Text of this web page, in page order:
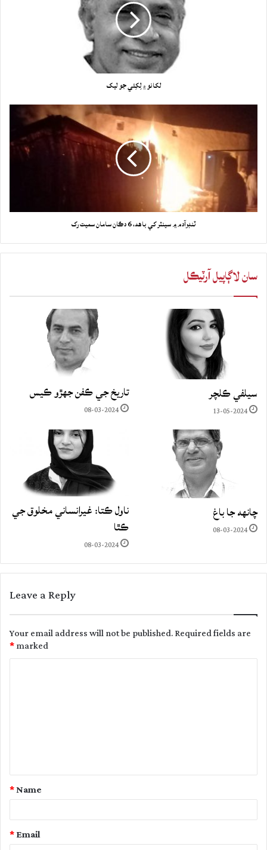
لکانو ۽ لِکِئي جو ليک
ٽنڊوآدم ۾ سينٽر کي باهه، 6 دڪان سامان سميت رک
سان لاڳاپيل آرٽيڪل
سيلفي ڪلچر
13-05-2024
تاريخ جي ڪفن جھڙو ڪيس
08-03-2024
چانهه جا باغ
08-03-2024
ناول ڪتا: غيرانساني مخلوق جي
ڪٿا
08-03-2024
Leave a Reply
Your email address will not be published.Required fields are
marked
*
t
Name
*
Email
*